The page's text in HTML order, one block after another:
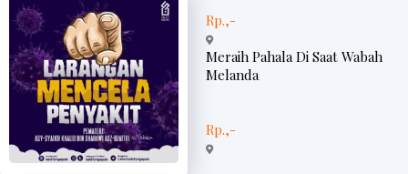
Rp.,-
Meraih Pahala Di Saat Wabah
Melanda
Rp.,-